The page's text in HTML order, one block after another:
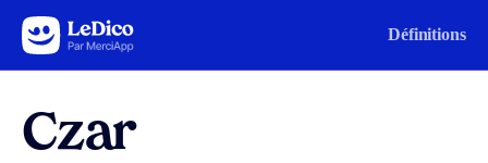
Aller au contenu Définitions
Czar